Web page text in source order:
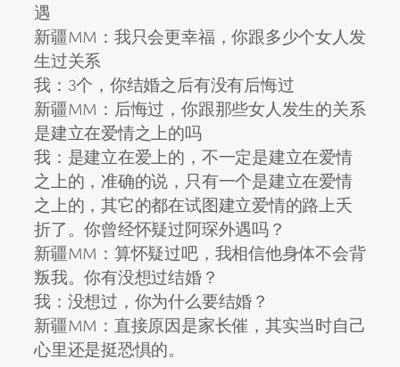
遇
新疆MM：我只会更幸福，你跟多少个女人发
生过关系
我：3个，你结婚之后有没有后悔过
新疆MM：后悔过，你跟那些女人发生的关系
是建立在爱情之上的吗
我：是建立在爱上的，不一定是建立在爱情
之上的，准确的说，只有一个是建立在爱情
之上的，其它的都在试图建立爱情的路上夭
折了。你曾经怀疑过阿琛外遇吗？
新疆MM：算怀疑过吧，我相信他身体不会背
叛我。你有没想过结婚？
我：没想过，你为什么要结婚？
新疆MM：直接原因是家长催，其实当时自己
心里还是挺恐惧的。